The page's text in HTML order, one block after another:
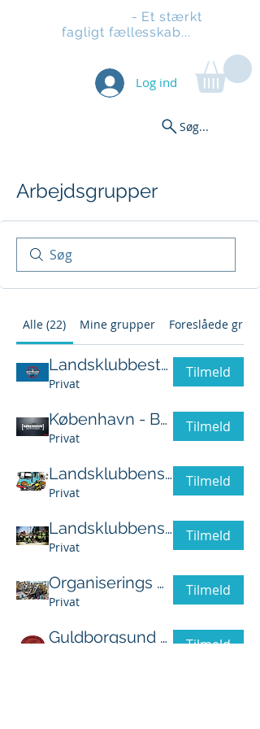
- Et stærkt
fagligt fællesskab...
Log ind
Søg...
Arbejdsgrupper
Alle (22) Mine grupper Foreslåede
Landsklubbestyrelsen
Privat
Tilmeld
København - Bestyrelsesgruppe
Privat
Tilmeld
Landsklubbens Arbejdsmiljøudvalg
Privat
Tilmeld
Landsklubbens Organiseringsudvalg
Privat
Tilmeld
Organiserings Gruppen i København
Privat
Tilmeld
Guldborgsund stilladsarbejderklub Tilmeld